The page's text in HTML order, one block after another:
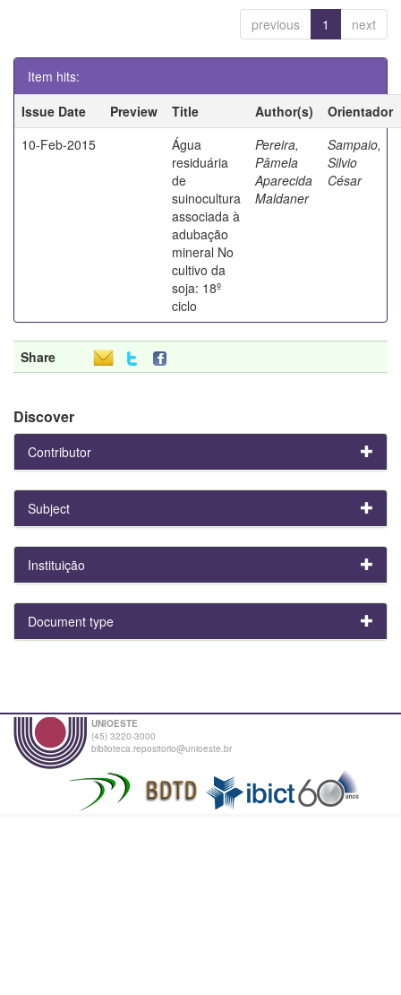
previous 1 next
Item hits:
Issue Date
Preview Title Author(s)
Orientador
10-Feb-2015
Água
residuária
de
suinocultura
associada à
adubação
mineral No
cultivo da
soja: 18º
ciclo
Pereira,
Pâmela
Aparecida
Maldaner
Sampaio,
Silvio
César
Share
Discover
Contributor
Subject
Instituição
Document type
UNIOESTE
(45) 3220-3000
biblioteca.repositorio@unioeste.br